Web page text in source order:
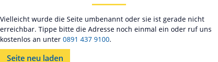
Vielleicht wurde die Seite umbenannt oder sie ist gerade nicht
erreichbar. Tippe bitte die Adresse noch einmal ein oder ruf uns
kostenlos an unter 0891 437 9100.
Seite neu laden